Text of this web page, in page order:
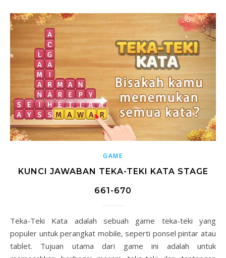
GAME
KUNCI JAWABAN TEKA-TEKI KATA STAGE
661-670
Teka-Teki Kata adalah sebuah game teka-teki yang
populer untuk perangkat mobile, seperti ponsel pintar atau
tablet. Tujuan utama dari game ini adalah untuk